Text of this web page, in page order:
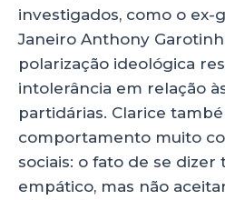
investigados, como o ex-
Janeiro Anthony
polarização ideológica
intolerância em relação
partidárias. Clarice
comportamento muito
sociais: o fato de se dizer
empático, mas não